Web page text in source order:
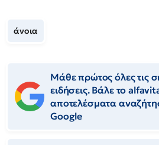
άνοια
Μάθε πρώτος όλες τις
ειδήσεις. Βάλε το
αποτελέσματα
Google